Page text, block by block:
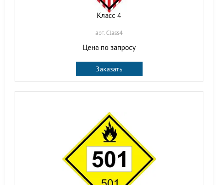
Класс 4
арт. Class4
Цена по запросу
Заказать